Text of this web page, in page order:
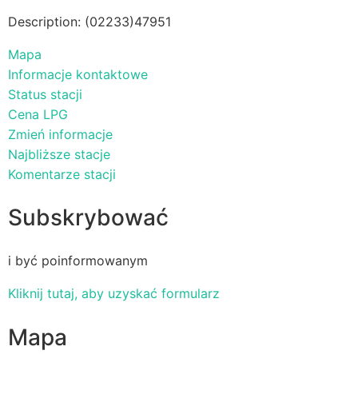
Description: (02233)47951
Mapa
Informacje kontaktowe
Status stacji
Cena LPG
Zmień informacje
Najbliższe stacje
Komentarze stacji
Subskrybować
i być poinformowanym
Kliknij tutaj, aby uzyskać formularz
Mapa